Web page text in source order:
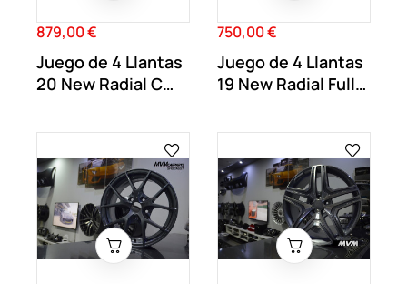
Precio
879,00 €
Juego de 4 Llantas
20 New Radial C
Precio
750,00 €
Juego de 4 Llantas
19 New Radial Full